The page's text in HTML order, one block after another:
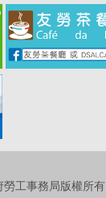
工事務局版權所有